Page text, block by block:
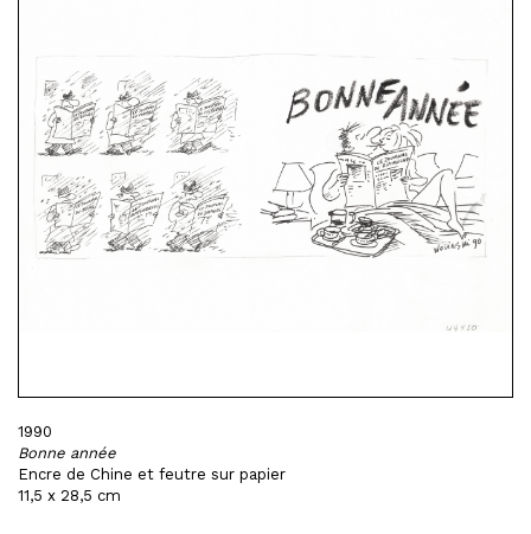
1990
Bonne année
Encre de Chine et feutre sur papier
11,5 x 28,5 cm